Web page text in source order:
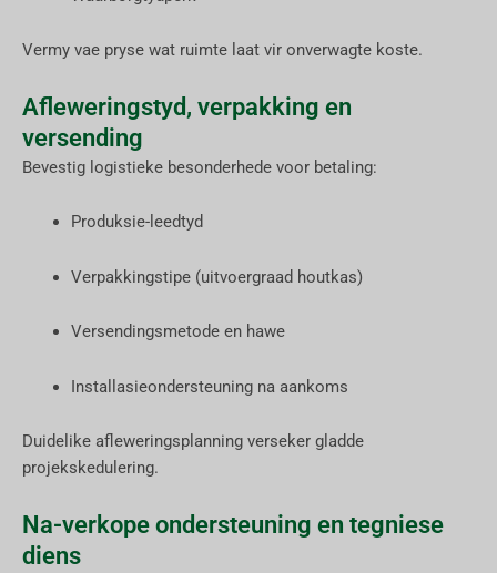
Vermy vae pryse wat ruimte laat vir onverwagte koste.
Afleweringstyd, verpakking en
versending
Bevestig logistieke besonderhede voor betaling:
Produksie-leedtyd
Verpakkingstipe (uitvoergraad houtkas)
Versendingsmetode en hawe
Installasieondersteuning na aankoms
Duidelike afleweringsplanning verseker gladde
projekskedulering.
Na-verkope ondersteuning en tegniese
diens